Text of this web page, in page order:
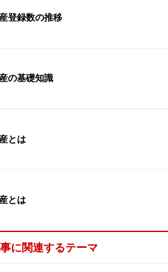
のが世界遺産「エルサレム」だ
スチナ、アラブ諸国の間で争いが
していない。
る自然と文化を見せるのがインド
ステップから森林や熱帯雨林ま
ゆる気候が見られ、世界遺産では
・チトワン国立公園」やインドの
区」がジャングル、バングラデッ
ン」やインドの「スンダルバンス
、ネパールの「サガルマータ国立
ンダ・デヴィ国立公園及び花の谷
の高山だ。
登録数の推移
の基礎知識
とは
とは
に関連するテーマ